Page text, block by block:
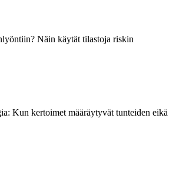
Näin käytät tilastoja riskin
Kun kertoimet määräytyvät tunteiden eikä